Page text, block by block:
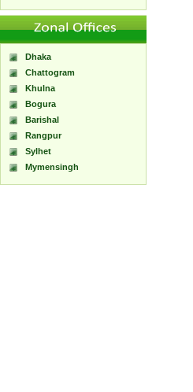
Dhaka
Chattogram
Khulna
Bogura
Barishal
Rangpur
Sylhet
Mymensingh